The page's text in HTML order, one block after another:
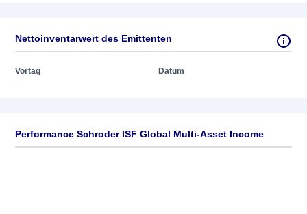
Nettoinventarwert des Emittenten
Vortag Datum
Performance Schroder ISF Global Multi-Asset Income